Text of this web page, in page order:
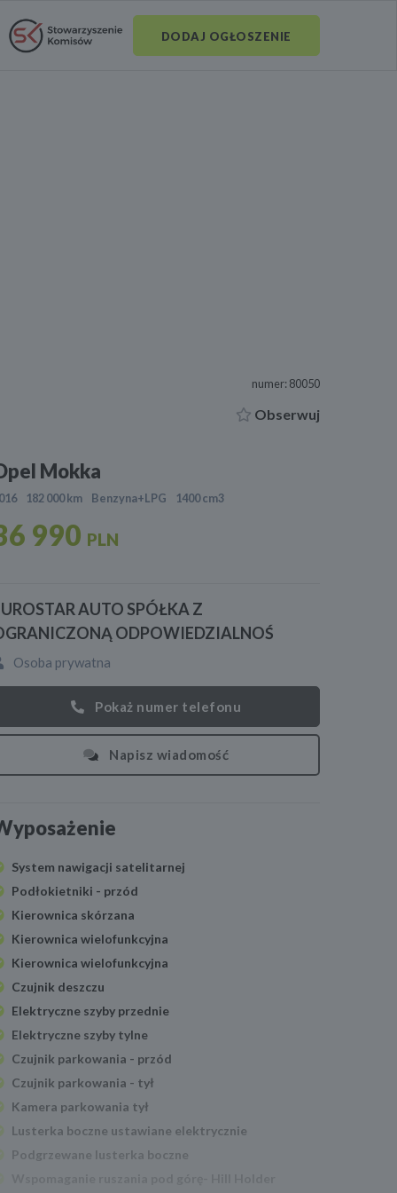
DODAJ OGŁOSZENIE
numer: 80050
Obserwuj
Mokka
182 000 km Benzyna+LPG 1400 cm3
990 PLN
AUTO SPÓŁKA Z
ODPOWIEDZIALNOŚ
Osoba prywatna
Pokaż numer telefonu
Napisz wiadomość
System nawigacji satelitarnej
Podłokietniki - przód
Kierownica skórzana
Kierownica wielofunkcyjna
Kierownica wielofunkcyjna
Czujnik deszczu
Elektryczne szyby przednie
Elektryczne szyby tylne
Czujnik parkowania - przód
Czujnik parkowania - tył
Kamera parkowania tył
Lusterka boczne ustawiane elektrycznie
Podgrzewane lusterka boczne